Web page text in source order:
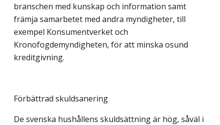
branschen med kunskap och information samt
främja samarbetet med andra myndigheter, till
exempel Konsumentverket och
Kronofogdemyndigheten, för att minska osund
kreditgivning.
Förbättrad skuldsanering
De svenska hushållens skuldsättning är hög, såväl i